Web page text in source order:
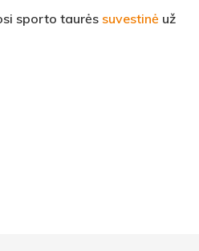
sporto taurės suvestinė už